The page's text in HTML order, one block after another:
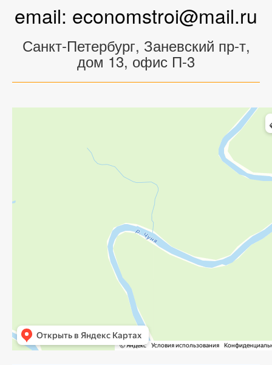
email: economstroi@mail.ru
Санкт-Петербург, Заневский пр-т,
дом 13, офис П-3